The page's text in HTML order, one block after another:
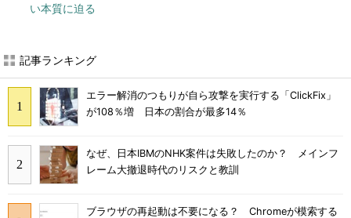
い本質に迫る
記事ランキング
エラー解消のつもりが自ら攻撃を実行する「ClickFix」
が108％増 日本の割合が最多14％
なぜ、日本IBMのNHK案件は失敗したのか？ メインフ
レーム大撤退時代のリスクと教訓
ブラウザの再起動は不要になる？ Chromeが模索する